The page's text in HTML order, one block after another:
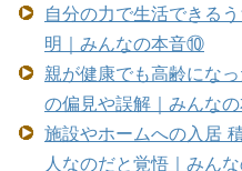
自分の力で生活できる
明｜みんなの本音⑩
親が健康でも高齢にな
の偏見や誤解｜みんな
施設やホームへの入居
人なのだと覚悟｜みん